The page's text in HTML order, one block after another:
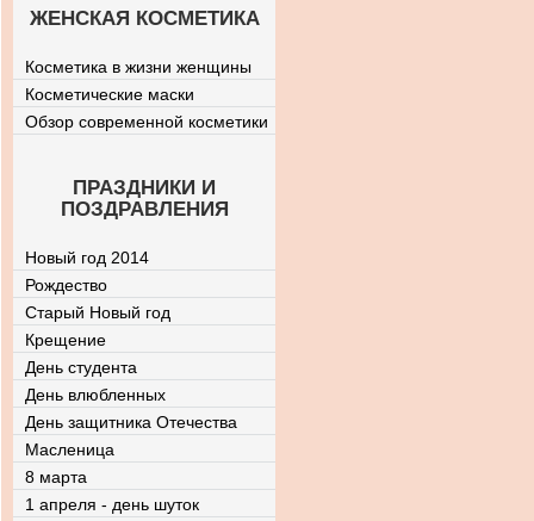
ЖЕНСКАЯ КОСМЕТИКА
Косметика в жизни женщины
Косметические маски
Обзор современной косметики
ПРАЗДНИКИ И
ПОЗДРАВЛЕНИЯ
Новый год 2014
Рождество
Старый Новый год
Крещение
День студента
День влюбленных
День защитника Отечества
Масленица
8 марта
1 апреля - день шуток